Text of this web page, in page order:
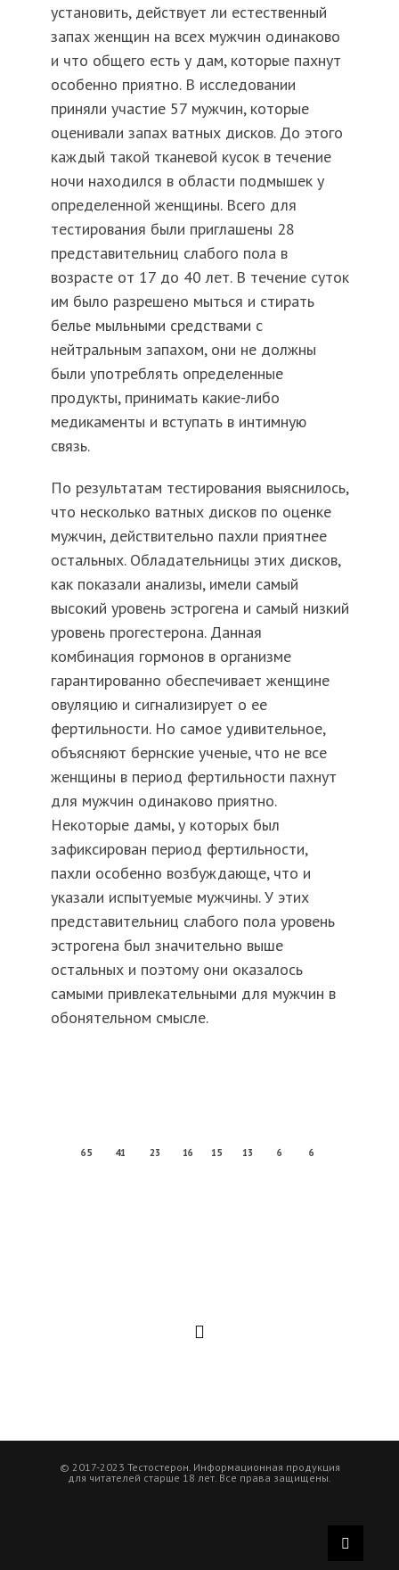
установить, действует ли естественный
запах женщин на всех мужчин одинаково
и что общего есть у дам, которые пахнут
особенно приятно. В исследовании
приняли участие 57 мужчин, которые
оценивали запах ватных дисков. До этого
каждый такой тканевой кусок в течение
ночи находился в области подмышек у
определенной женщины. Всего для
тестирования были приглашены 28
представительниц слабого пола в
возрасте от 17 до 40 лет. В течение суток
им было разрешено мыться и стирать
белье мыльными средствами с
нейтральным запахом, они не должны
были употреблять определенные
продукты, принимать какие-либо
медикаменты и вступать в интимную
связь.
По результатам тестирования выяснилось,
что несколько ватных дисков по оценке
мужчин, действительно пахли приятнее
остальных. Обладательницы этих дисков,
как показали анализы, имели самый
высокий уровень эстрогена и самый низкий
уровень прогестерона. Данная
комбинация гормонов в организме
гарантированно обеспечивает женщине
овуляцию и сигнализирует о ее
фертильности. Но самое удивительное,
объясняют бернские ученые, что не все
женщины в период фертильности пахнут
для мужчин одинаково приятно.
Некоторые дамы, у которых был
зафиксирован период фертильности,
пахли особенно возбуждающе, что и
указали испытуемые мужчины. У этих
представительниц слабого пола уровень
эстрогена был значительно выше
остальных и поэтому они оказалось
самыми привлекательными для мужчин в
обонятельном смысле.
65 41 23 16 15 13 6 6
© 2017-2023 Тестостерон. Информационная продукция
для читателей старше 18 лет. Все права защищены.